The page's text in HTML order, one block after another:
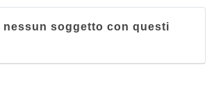
San Vitale
nessun soggetto con questi